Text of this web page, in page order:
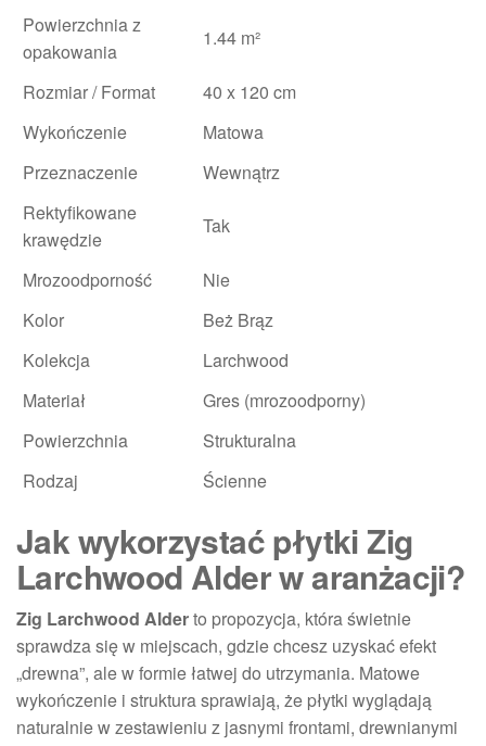
Powierzchnia z
opakowania
1.44 m²
Rozmiar / Format
40 x 120 cm
Wykończenie
Matowa
Przeznaczenie
Wewnątrz
Rektyfikowane
krawędzie
Tak
Mrozoodporność
Nie
Kolor
Beż Brąz
Kolekcja
Larchwood
Materiał
Gres (mrozoodporny)
Powierzchnia
Strukturalna
Rodzaj
Ścienne
Jak wykorzystać płytki Zig
Larchwood Alder w aranżacji?
Zig Larchwood Alderto propozycja, która świetnie
sprawdza się w miejscach, gdzie chcesz uzyskać efekt
„drewna”, ale w formie łatwej do utrzymania. Matowe
wykończenie i struktura sprawiają, że płytki wyglądają
naturalnie w zestawieniu z jasnymi frontami, drewnianymi